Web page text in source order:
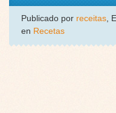
Publicado por receitas,
en Recetas